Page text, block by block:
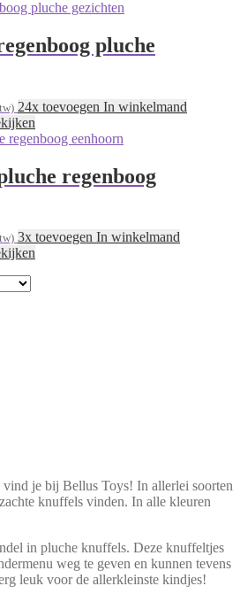
pluche
24x toevoegen In winkelmand
regenboog
3x toevoegen In winkelmand
je bij Bellus Toys! In allerlei soorten
knuffels vinden. In alle kleuren
in pluche knuffels. Deze knuffeltjes
weg te geven en kunnen tevens
leuk voor de allerkleinste kindjes!